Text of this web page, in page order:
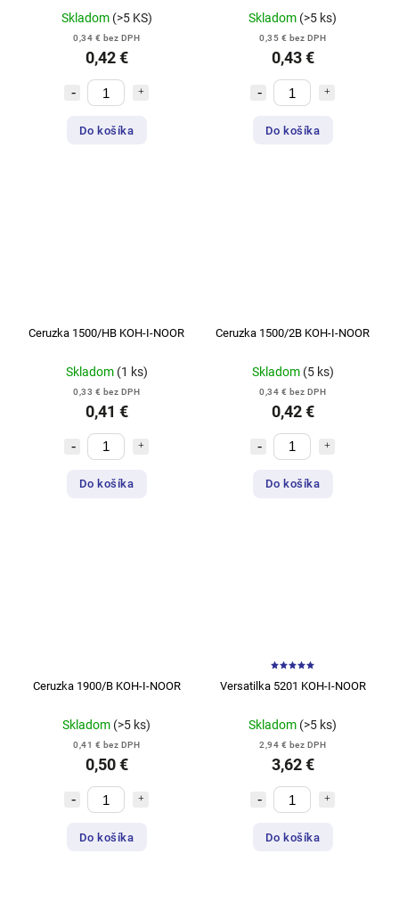
Skladom (>5 KS)
0,34 € bez DPH
0,42 €
Do košíka
Skladom (>5 ks)
0,35 € bez DPH
0,43 €
Do košíka
Ceruzka 1500/HB KOH-I-NOOR
Skladom (1 ks)
0,33 € bez DPH
0,41 €
Do košíka
Ceruzka 1500/2B KOH-I-NOOR
Skladom (5 ks)
0,34 € bez DPH
0,42 €
Do košíka
Ceruzka 1900/B KOH-I-NOOR
Skladom (>5 ks)
0,41 € bez DPH
0,50 €
Do košíka
Versatilka 5201 KOH-I-NOOR
Skladom (>5 ks)
2,94 € bez DPH
3,62 €
Do košíka